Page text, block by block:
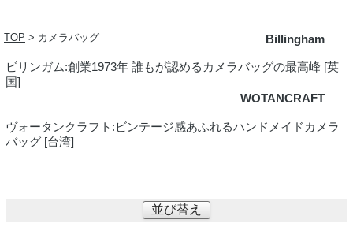
TOP > カメラバッグ Billingham
ビリンガム:創業1973年 誰もが認めるカメラバッグの最高峰 [英
国]
WOTANCRAFT
ヴォータンクラフト:ビンテージ感あふれるハンドメイドカメラ
バッグ [台湾]
並び替え